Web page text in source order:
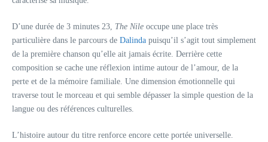
D’une durée de 3 minutes 23, The Nile occupe une place très
particulière dans le parcours de Dalinda puisqu’il s’agit tout simplement
de la première chanson qu’elle ait jamais écrite. Derrière cette
composition se cache une réflexion intime autour de l’amour, de la
perte et de la mémoire familiale. Une dimension émotionnelle qui
traverse tout le morceau et qui semble dépasser la simple question de la
langue ou des références culturelles.
L’histoire autour du titre renforce encore cette portée universelle.